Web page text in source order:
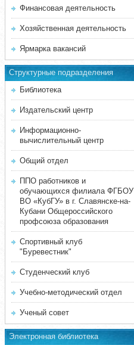
Финансовая деятельность
Хозяйственная деятельность
Ярмарка вакансий
Структурные подразделения
Библиотека
Издательский центр
Информационно-
вычислительный центр
Общий отдел
ППО работников и
обучающихся филиала ФГБОУ
ВО «КубГУ» в г. Славянске-на-
Кубани Общероссийского
профсоюза образования
Спортивный клуб
"Буревестник"
Студенческий клуб
Учебно-методический отдел
Ученый совет
Электронная библиотека